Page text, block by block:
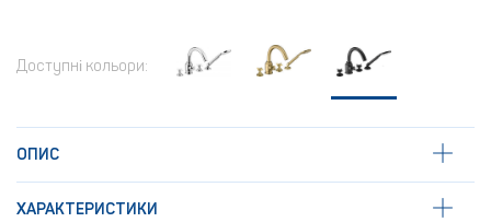
Доступні кольори:
ОПИС
ХАРАКТЕРИСТИКИ